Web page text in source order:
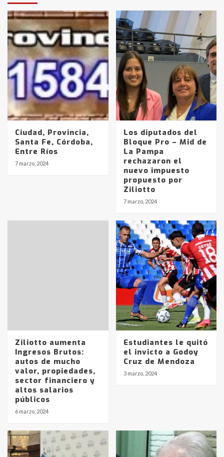
Ciudad, Provincia,
Santa Fe, Córdoba,
Entre Ríos
7 marzo, 2024
Los diputados del
Bloque Pro – Mid de
La Pampa
rechazaron el
nuevo impuesto
propuesto por
Ziliotto
7 marzo, 2024
Ziliotto aumenta
Ingresos Brutos:
autos de mucho
valor, propiedades,
sector financiero y
altos salarios
públicos
6 marzo, 2024
Estudiantes le quitó
el invicto a Godoy
Cruz de Mendoza
3 marzo, 2024
3
protagonistas del fatal accidente
en la mañana del lunes